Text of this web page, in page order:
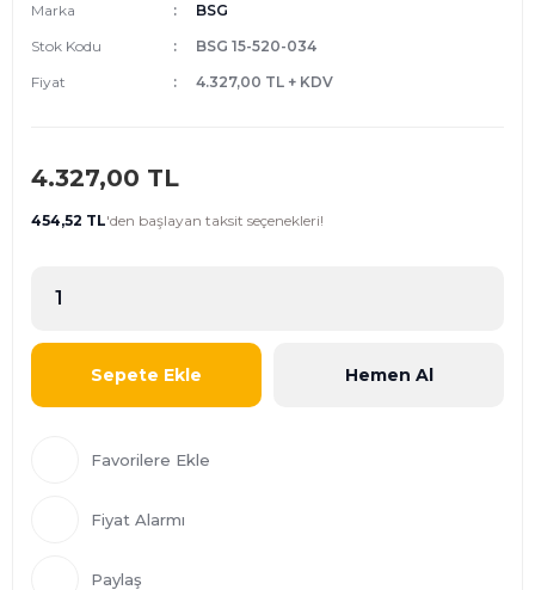
Marka
BSG
Stok Kodu
BSG 15-520-034
Fiyat
4.327,00 TL + KDV
4.327,00 TL
454,52 TL'den başlayan taksit seçenekleri!
Sepete Ekle Hemen Al
Fiyat Alarmı
Paylaş